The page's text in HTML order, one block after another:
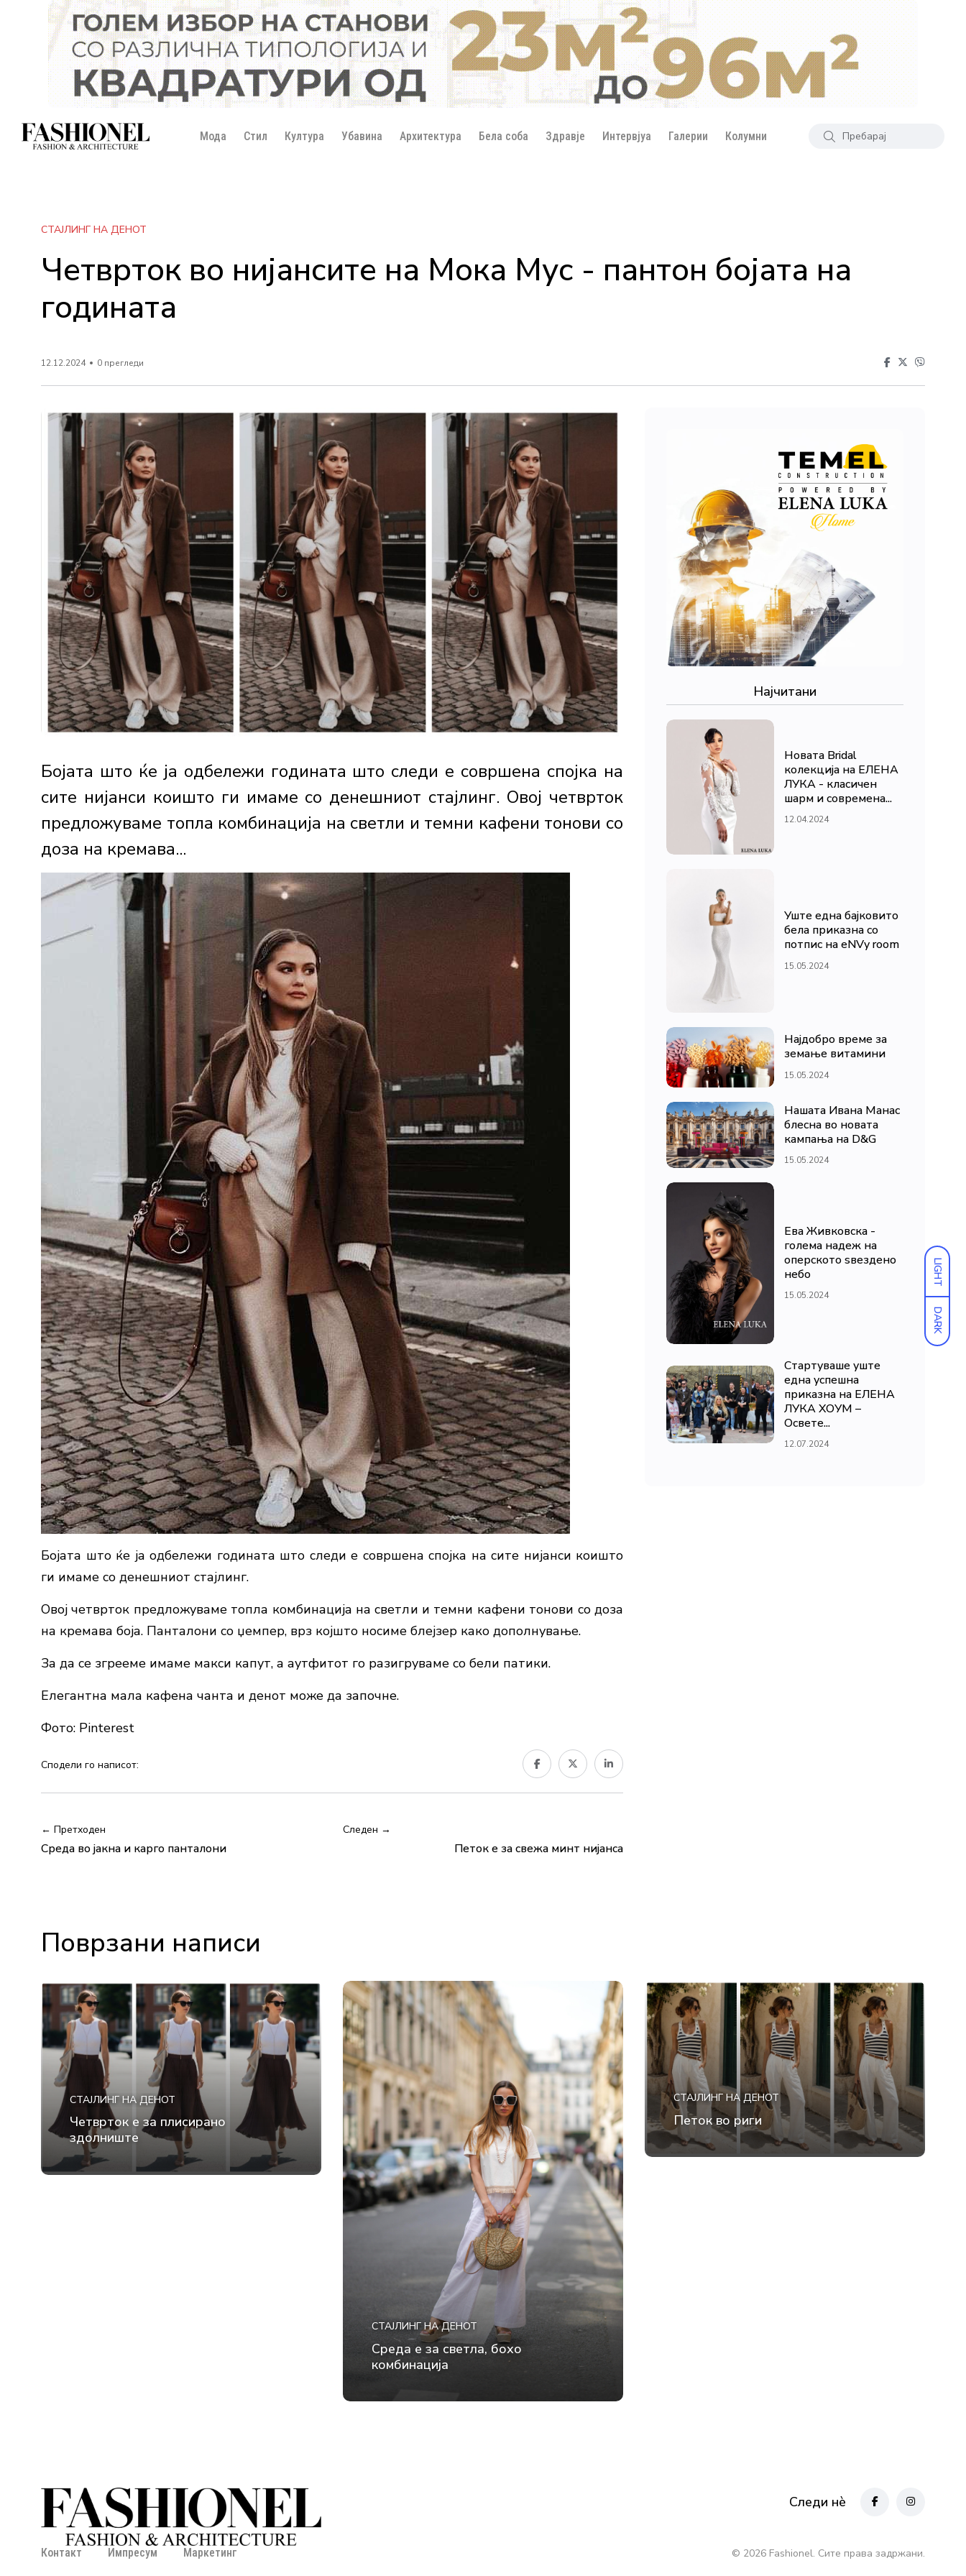
LIGHT
DARK
Мода Стил Култура Убавина Архитектура Бела соба Здравје Интервјуа Галерии Колумни
СТАЈЛИНГ НА ДЕНОТ
Четврток во нијансите на Мока Мус - пантон бојата на
годината
12.12.2024 0 прегледи
Бојата што ќе ја одбележи годината што следи е совршена спојка на
сите нијанси коишто ги имаме со денешниот стајлинг. Овој четврток
предложуваме топла комбинација на светли и темни кафени тонови со
доза на кремава...
Бојата што ќе ја одбележи годината што следи е совршена спојка на сите нијанси коишто
ги имаме со денешниот стајлинг.
Овој четврток предложуваме топла комбинација на светли и темни кафени тонови со доза
на кремава боја. Панталони со џемпер, врз којшто носиме блејзер како дополнување.
За да се згрееме имаме макси капут, а аутфитот го разигруваме со бели патики.
Елегантна мала кафена чанта и денот може да започне.
Фото: Pinterest
Сподели го написот:
← Претходен
Среда во јакна и карго панталони
Следен →
Петок е за свежа минт нијанса
Најчитани
Новата Bridal
колекција на ЕЛЕНА
ЛУКА - класичен
шарм и современа...
12.04.2024
Уште една бајковито
бела приказна со
потпис на eNVy room
15.05.2024
Најдобро време за
земање витамини
15.05.2024
Нашата Ивана Манас
блесна во новата
кампања на D&G
15.05.2024
Ева Живковска -
голема надеж на
оперското ѕвездено
небо
15.05.2024
Стартуваше уште
една успешна
приказна на ЕЛЕНА
ЛУКА ХОУМ –
Освете...
12.07.2024
Поврзани написи
СТАЈЛИНГ НА ДЕНОТ
Четврток е за плисирано
здолниште
СТАЈЛИНГ НА ДЕНОТ
Среда е за светла, бохо
комбинација
СТАЈЛИНГ НА ДЕНОТ
Петок во риги
Следи нè
Контакт Импресум Маркетинг © 2026 Fashionel. Сите права задржани.